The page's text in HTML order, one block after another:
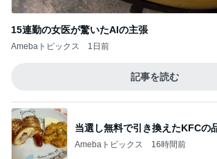
15連勤の女医が驚いたAIの主張
Amebaトピックス 1日前
記事を読む
当選し無料で引き換えたKFCの
Amebaトピックス 16時間前